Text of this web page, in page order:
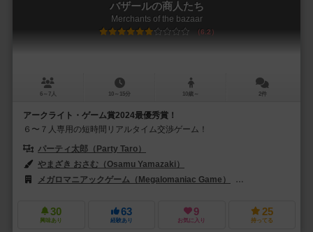
バザールの商人たち
Merchants of the bazaar
6.2
6～7人 10～15分 10歳～ 2件
アークライト・ゲーム賞2024最優秀賞！
６〜７人専用の短時間リアルタイム交渉ゲーム！
パーティ太郎（Party Taro）
やまざき おさむ（Osamu Yamazaki）
メガロマニアックゲーム（Megalomaniac Game）
30
興味あり
63
経験あり
9
お気に入り
25
持ってる